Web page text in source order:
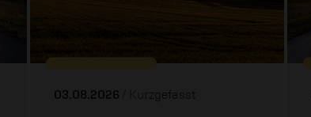
03.08.2026 / Kurzgefasst